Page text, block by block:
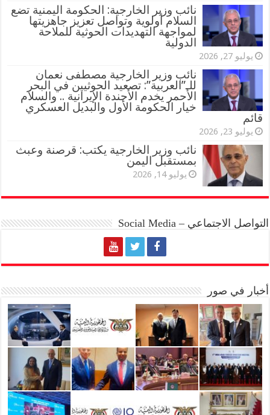
نائب وزير الخارجية: الحكومة اليمنية تضع
السلام أولوية وتواصل تعزيز جاهزيتها
لمواجهة التهديدات الحوثية للملاحة
الدولية
يوليو 27, 2026
نائب وزير الخارجية مصطفى نعمان
للـ”العربية”: تصعيد الحوثيين في البحر
الأحمر يخدم الأجندة الإيرانية .. والسلام
خيار الحكومة الأول والبديل العسكري
قائم
يوليو 23, 2026
نائب وزير الخارجية يكتب: قرصنة وعبث
بمستقبل اليمن
يوليو 14, 2026
التواصل الاجتماعي – Social Media
أخبار في صور